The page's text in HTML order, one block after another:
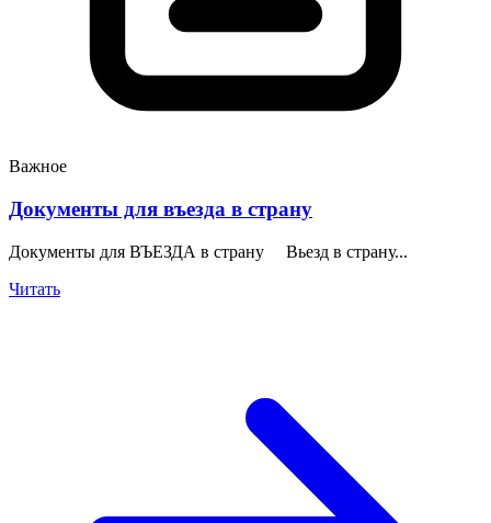
Важное
Документы для въезда в страну
Документы для ВЪЕЗДА в страну Вьезд в страну...
Читать